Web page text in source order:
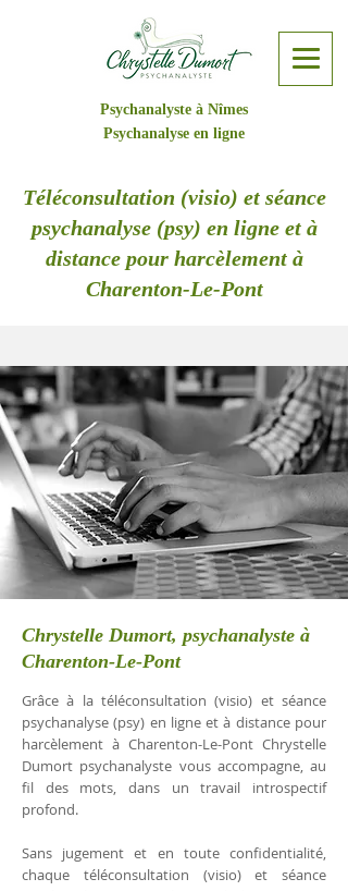
Psychanalyste à Nîmes
Psychanalyse en ligne
Téléconsultation (visio) et séance
psychanalyse (psy) en ligne et à
distance pour harcèlement à
Charenton-Le-Pont
Chrystelle Dumort, psychanalyste à
Charenton-Le-Pont
Grâce à la téléconsultation (visio) et séance
psychanalyse (psy) en ligne et à distance pour
harcèlement à Charenton-Le-Pont Chrystelle
Dumort psychanalyste vous accompagne, au
fil des mots, dans un travail introspectif
profond.
Sans jugement et en toute confidentialité,
chaque téléconsultation (visio) et séance